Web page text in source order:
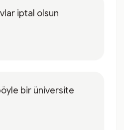
iptal olsun
bir üniversite